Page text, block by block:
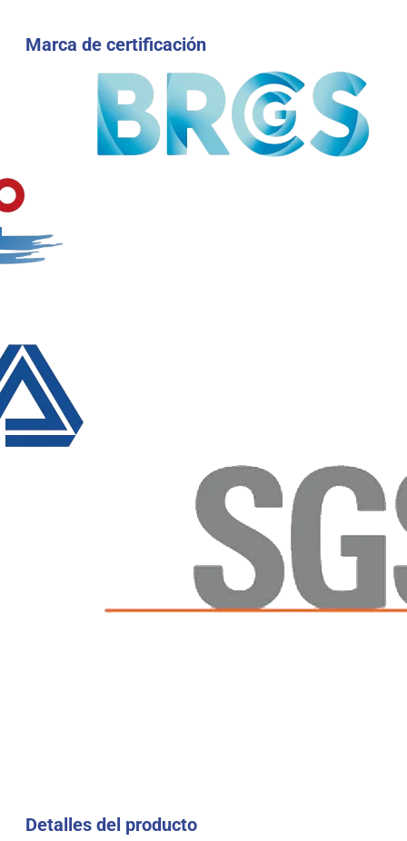
Marca de certificación
Detalles del producto